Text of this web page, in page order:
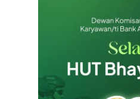
Emas Batangan 100 gr